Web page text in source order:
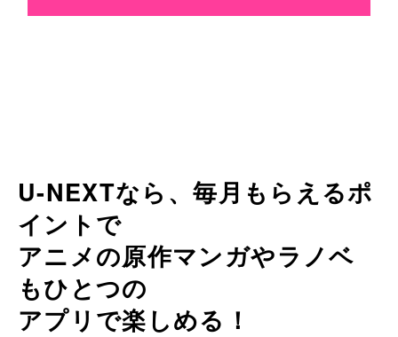
U-NEXTなら、毎月もらえるポ
イントで
アニメの原作マンガやラノベ
もひとつの
アプリで楽しめる！